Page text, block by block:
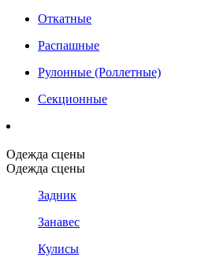
Откатные
Распашные
Рулонные (Роллетные)
Секционные
Одежда сцены
Одежда сцены
Задник
Занавес
Кулисы